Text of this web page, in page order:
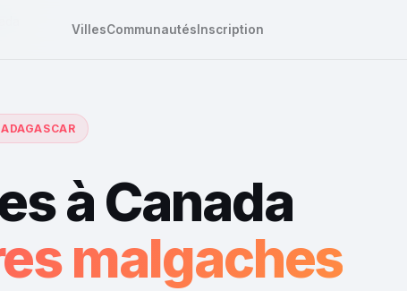
VillesCommunautésInscription
à Canada
malgaches